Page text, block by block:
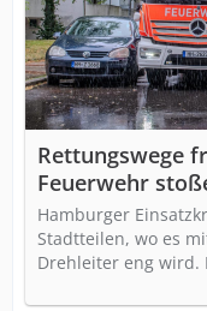
Rettungswege
Feuerwehr
Anwohner
Hamburger
Stadtteilen, wo es
Drehleiter eng wird.